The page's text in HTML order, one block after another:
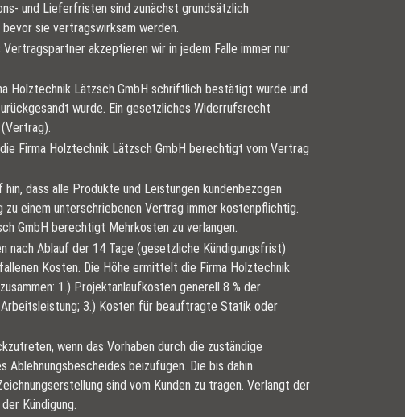
und Lieferfristen sind zunächst grundsätzlich
sie vertragswirksam werden.
akzeptieren wir in jedem Falle immer nur
Holztechnik Lätzsch GmbH schriftlich bestätigt wurde und
wurde. Ein gesetzliches Widerrufsrecht
Firma Holztechnik Lätzsch GmbH berechtigt vom Vertrag
dass alle Produkte und Leistungen kundenbezogen
einem unterschriebenen Vertrag immer kostenpflichtig.
GmbH berechtigt Mehrkosten zu verlangen.
nach Ablauf der 14 Tage (gesetzliche Kündigungsfrist)
Kosten. Die Höhe ermittelt die Firma Holztechnik
1.) Projektanlaufkosten generell 8 % der
3.) Kosten für beauftragte Statik oder
wenn das Vorhaben durch die zuständige
beizufügen. Die bis dahin
sind vom Kunden zu tragen. Verlangt der
Kündigung.